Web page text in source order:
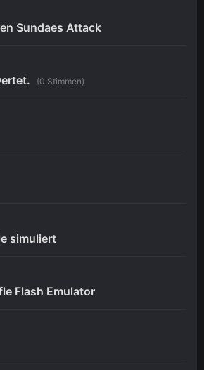
Sundaes Attack
(0 Stimmen)
simuliert
Flash Emulator